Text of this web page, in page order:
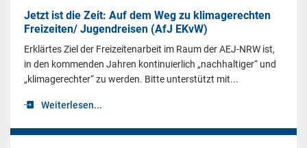
Jetzt ist die Zeit: Auf dem Weg zu klimagerechten
Freizeiten/ Jugendreisen (AfJ EKvW)
Erklärtes Ziel der Freizeitenarbeit im Raum der AEJ-NRW ist,
in den kommenden Jahren kontinuierlich „nachhaltiger“ und
„klimagerechter“ zu werden. Bitte unterstützt mit...
Weiterlesen...